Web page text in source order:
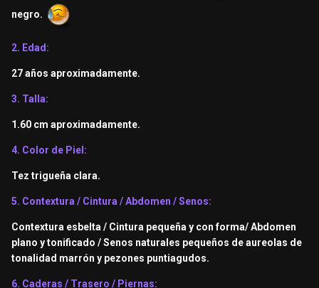
negro.
2. Edad:
27 años aproximadamente.
3. Talla:
1.60 cm aproximadamente.
4. Color de Piel:
Tez trigueña clara.
5. Contextura / Cintura / Abdomen / Senos:
Contextura esbelta / Cintura pequeña y con forma/ Abdomen
plano y tonificado / Senos naturales pequeños de aureolas de
tonalidad marrón y pezones puntiagudos.
6. Caderas / Trasero / Piernas: